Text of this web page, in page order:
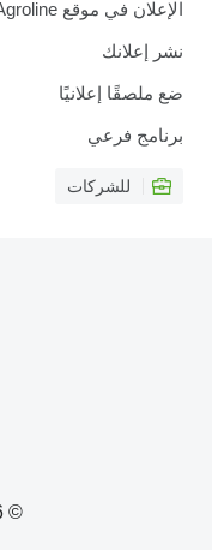
الإعلان في موقع Agroline.
نشر إعلانك
ضع ملصقًا إعلانيًا
برنامج فرعي
للشركات
© 2026 Linemedia